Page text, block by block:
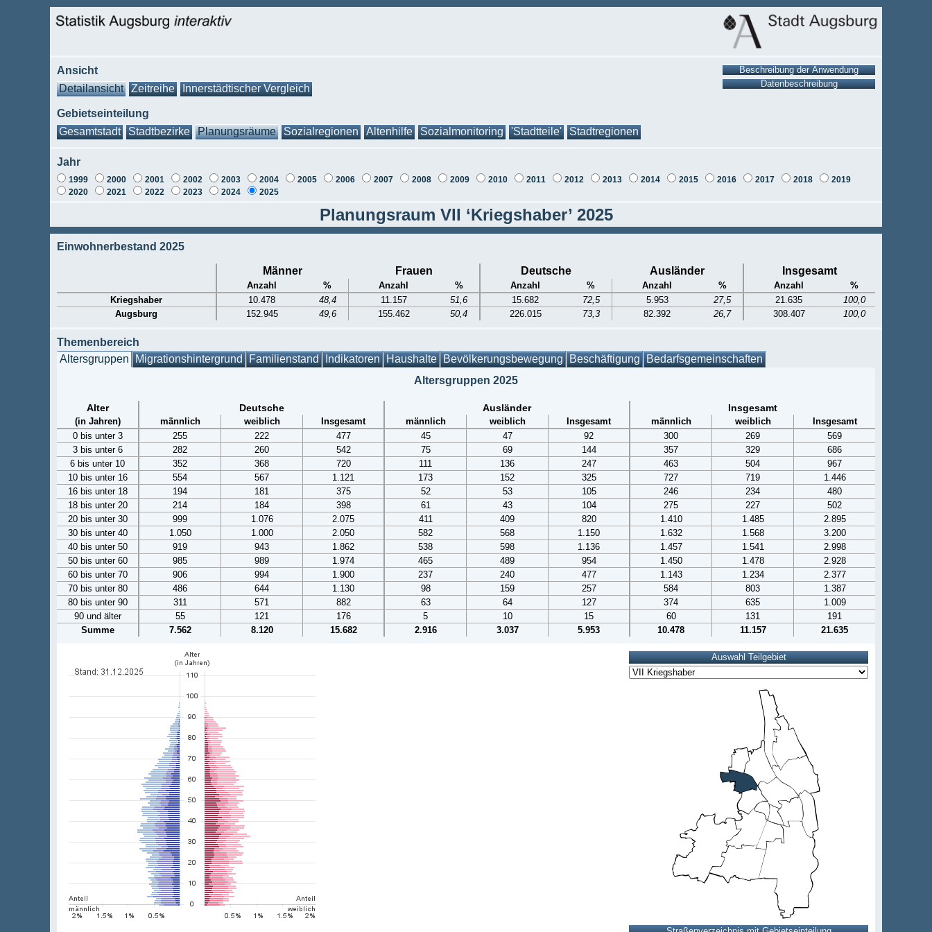
Ansicht
Detailansicht
Zeitreihe Innerstädtischer Vergleich
Gebietseinteilung
Gesamtstadt
Stadtbezirke Planungsräume Sozialregionen Altenhilfe Sozialmonitoring 'Stadtteile' Stadtregionen
Jahr
1999 2000 2001 2002 2003 2004 2005 2006 2007 2008 2009 2010 2011 2012 2013 2014 2015 2016 2017 2018
2019
2020
2021 2022 2023 2024 2025
Planungsraum VII ‘Kriegshaber’ 2025
Einwohnerbestand 2025
Männer Frauen Deutsche Ausländer Insgesamt
Anzahl % Anzahl % Anzahl % Anzahl % Anzahl
%
Kriegshaber
10.478 48,4 11.157 51,6 15.682 72,5 5.953 27,5 21.635
100,0
Augsburg
152.945 49,6 155.462 50,4 226.015 73,3 82.392 26,7 308.407 100,0
Themenbereich
Altersgruppen Migrationshintergrund Familienstand Indikatoren Haushalte Bevölkerungsbewegung Beschäftigung Bedarfsgemeinschaften
Altersgruppen 2025
Alter Deutsche Ausländer Insgesamt
(in Jahren) männlich weiblich Insgesamt männlich weiblich Insgesamt männlich weiblich
Insgesamt
0 bis unter 3
255 222 477 45 47 92 300 269
569
3 bis unter 6
282 260 542 75 69 144 357 329
686
6 bis unter 10
352 368 720 111 136 247 463 504
967
10 bis unter 16
554 567 1.121 173 152 325 727 719
1.446
16 bis unter 18
194 181 375 52 53 105 246 234
480
18 bis unter 20
214 184 398 61 43 104 275 227
502
20 bis unter 30
999 1.076 2.075 411 409 820 1.410 1.485
2.895
30 bis unter 40
1.050 1.000 2.050 582 568 1.150 1.632 1.568
3.200
40 bis unter 50
919 943 1.862 538 598 1.136 1.457 1.541
2.998
50 bis unter 60
985 989 1.974 465 489 954 1.450 1.478
2.928
60 bis unter 70
906 994 1.900 237 240 477 1.143 1.234
2.377
70 bis unter 80
486 644 1.130 98 159 257 584 803
1.387
80 bis unter 90
311 571 882 63 64 127 374 635
1.009
90 und älter
55 121 176 5 10 15 60 131
191
Summe
7.562 8.120 15.682 2.916 3.037 5.953 10.478 11.157 21.635